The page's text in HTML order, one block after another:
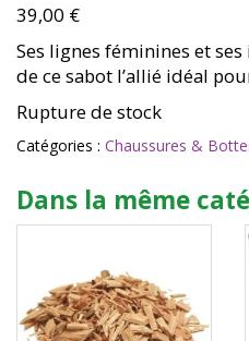
39,00 €
Ses lignes féminines et
de ce sabot l’allié idéal
Rupture de stock
Catégories : Chaussures &
Dans la même